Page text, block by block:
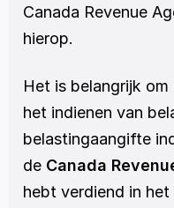
Canada Revenue
hierop.
Het is belangrijk
het indienen van
belastingaangifte
de Canada
hebt verdiend in